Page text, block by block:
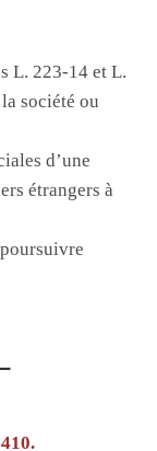
L. 223-14 et L.
société ou
d’une
étrangers à